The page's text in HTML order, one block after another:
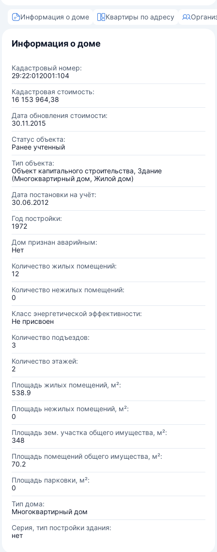
Информация о доме Квартиры по адресу
Информация о доме
Кадастровый номер:
29:22:012001:104
Кадастровая стоимость:
16 153 964,38
Дата обновления стоимости:
30.11.2015
Статус объекта:
Ранее учтенный
Тип объекта:
Объект капитального строительства, Здание
(Многоквартирный дом, Жилой дом)
Дата постановки на учёт:
30.06.2012
Год постройки:
1972
Дом признан аварийным:
Нет
Количество жилых помещений:
12
Количество нежилых помещений:
0
Класс энергетической эффективности:
Не присвоен
Количество подъездов:
3
Количество этажей:
2
Площадь жилых помещений, м²:
538.9
Площадь нежилых помещений, м²:
0
Площадь зем. участка общего имущества, м²:
348
Площадь помещений общего имущества, м²:
70.2
Площадь парковки, м²:
0
Тип дома:
Многоквартирный дом
Серия, тип постройки здания:
нет